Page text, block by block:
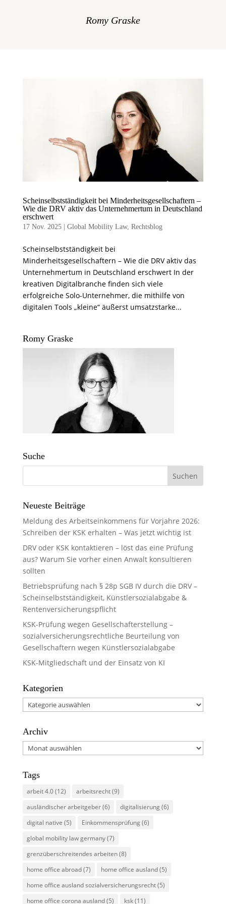
Romy Graske
Scheinselbstständigkeit bei Minderheitsgesellschaftern –
Wie die DRV aktiv das Unternehmertum in Deutschland
erschwert
17 Nov. 2025| Global Mobility Law, Rechtsblog
Scheinselbstständigkeit bei
Minderheitsgesellschaftern – Wie die DRV aktiv das
Unternehmertum in Deutschland erschwert In der
kreativen Digitalbranche finden sich viele
erfolgreiche Solo-Unternehmer, die mithilfe von
digitalen Tools „kleine“ äußerst umsatzstarke...
Romy Graske
Suche
Neueste Beiträge
Meldung des Arbeitseinkommens für Vorjahre 2026:
Schreiben der KSK erhalten – Was jetzt wichtig ist
DRV oder KSK kontaktieren – löst das eine Prüfung
aus? Warum Sie vorher einen Anwalt konsultieren
sollten
Betriebsprüfung nach § 28p SGB IV durch die DRV –
Scheinselbstständigkeit, Künstlersozialabgabe &
Rentenversicherungspflicht
KSK-Prüfung wegen Gesellschafterstellung –
sozialversicherungsrechtliche Beurteilung von
Gesellschaftern wegen Künstlersozialabgabe
KSK-Mitgliedschaft und der Einsatz von KI
Kategorien
Kategorien
Archiv
Archiv
Tags
arbeit 4.0(12) arbeitsrecht(9)
ausländischer arbeitgeber(6) digitalisierung(6)
digital native (5) Einkommensprüfung(6)
global mobility law germany(7)
grenzüberschreitendes arbeiten(8)
home office abroad(7) home office ausland(5)
home office ausland sozialversicherungsrecht(5)
home office corona ausland(5) ksk(11)